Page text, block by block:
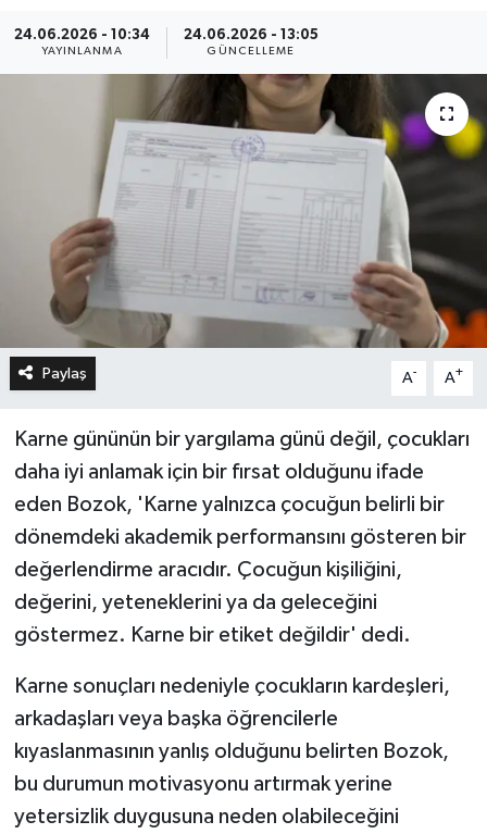
24.06.2026 - 10:34
YAYINLANMA
24.06.2026 - 13:05
GÜNCELLEME
Paylaş A- A+
Karne gününün bir yargılama günü değil, çocukları
daha iyi anlamak için bir fırsat olduğunu ifade
eden Bozok, 'Karne yalnızca çocuğun belirli bir
dönemdeki akademik performansını gösteren bir
değerlendirme aracıdır. Çocuğun kişiliğini,
değerini, yeteneklerini ya da geleceğini
göstermez. Karne bir etiket değildir' dedi.
Karne sonuçları nedeniyle çocukların kardeşleri,
arkadaşları veya başka öğrencilerle
kıyaslanmasının yanlış olduğunu belirten Bozok,
bu durumun motivasyonu artırmak yerine
yetersizlik duygusuna neden olabileceğini